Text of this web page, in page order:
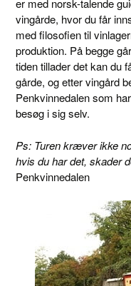
er med norsk-talende
vingårde, hvor du får
med filosofien til
produktion. På begge
tiden tillader det kan du
gårde, og etter vingård
Penkvinnedalen som
besøg i sig selv.
Ps: Turen kræver ikke
hvis du har det, skader
Penkvinnedalen